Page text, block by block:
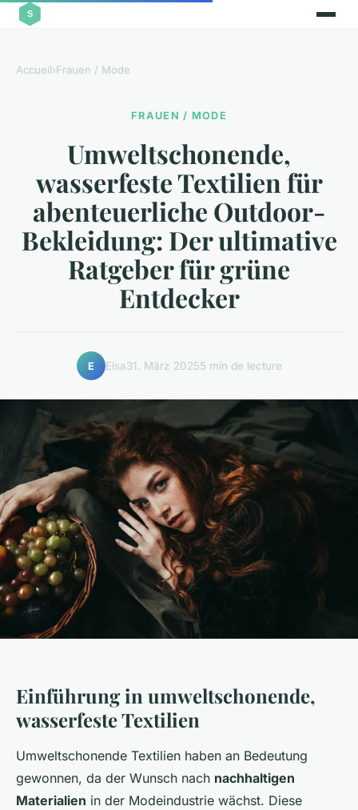
Accueil›Frauen / Mode
FRAUEN / MODE
Umweltschonende,
wasserfeste Textilien für
abenteuerliche Outdoor-
Bekleidung: Der ultimative
Ratgeber für grüne
Entdecker
E Elsa31. März 20255 min de lecture
Einführung in umweltschonende,
wasserfeste Textilien
Umweltschonende Textilien haben an Bedeutung
gewonnen, da der Wunsch nach nachhaltigen
Materialien in der Modeindustrie wächst. Diese